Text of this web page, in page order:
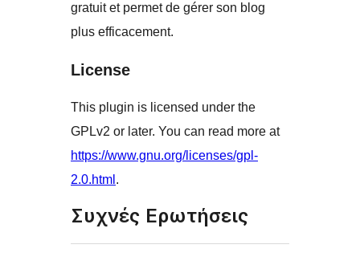
gratuit et permet de gérer son blog
plus efficacement.
License
This plugin is licensed under the
GPLv2 or later. You can read more at
https://www.gnu.org/licenses/gpl-
2.0.html .
Συχνές Ερωτήσεις